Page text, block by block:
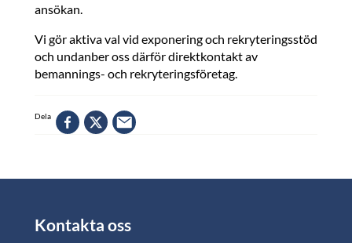
ansökan.
Vi gör aktiva val vid exponering och rekryteringsstöd
och undanber oss därför direktkontakt av
bemannings- och rekryteringsföretag.
Dela
Kontakta oss